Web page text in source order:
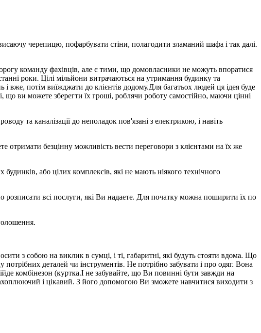
черепицю, пофарбувати стіни, полагодити зламаний шафа і так далі.
команду фахівців, але є тими, що домовласники не можуть впоратися
роки. Цілі мільйони витрачаються на утримання будинку та
вже, потім виїжджати до клієнтів додому.Для багатьох людей ця ідея буде
ви можете зберегти їх гроші, роблячи роботу самостійно, маючи цінні
та каналізації до неполадок пов'язані з електрикою, і навіть
отримати безцінну можливість вести переговори з клієнтами на їх же
або цілих комплексів, які не мають ніякого технічного
всі послуги, які Ви надаете. Для початку можна поширити їх по
з собою на виклик в сумці, і ті, габаритні, які будуть стояти вдома. Що
деталей чи інструментів. Не потрібно забувати і про одяг. Вона
комбінезон (куртка.І не забувайте, що Ви повинні бути завжди на
і цікавий. З його допомогою Ви зможете навчитися виходити з